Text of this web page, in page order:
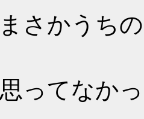
さかうち
ってなか